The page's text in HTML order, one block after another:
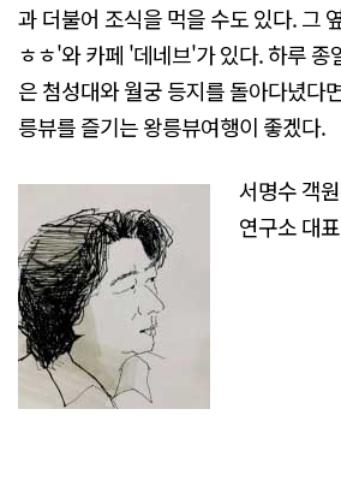
과 더불어 조식을 먹을 수도 있다. 그
ㅎㅎ'와 카페 '데네브'가 있다. 하루 종
은 첨성대와 월궁 등지를 돌아다녔다
릉뷰를 즐기는 왕릉뷰여행이 좋겠다.
서명수 객
연구소 대